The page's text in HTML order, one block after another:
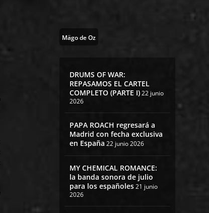
Mägo de Oz
DRUMS OF WAR:
REPASAMOS EL CARTEL
COMPLETO (PARTE I)22 junio
2026
PAPA ROACH regresará a
Madrid con fecha exclusiva
en España 22 junio 2026
MY CHEMICAL ROMANCE:
la banda sonora de julio
para los españoles21 junio
2026